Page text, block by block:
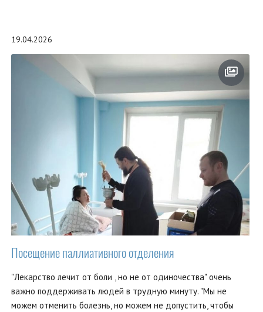
19.04.2026
Посещение паллиативного отделения
"Лекарство лечит от боли , но не от одиночества" очень
важно поддерживать людей в трудную минуту. "Мы не
можем отменить болезнь, но можем не допустить, чтобы